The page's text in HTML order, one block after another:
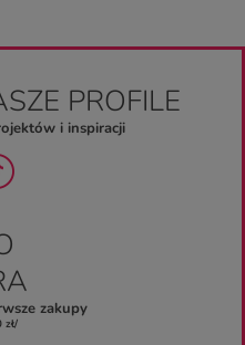
PROFILE
i inspiracji
zakupy
zł/